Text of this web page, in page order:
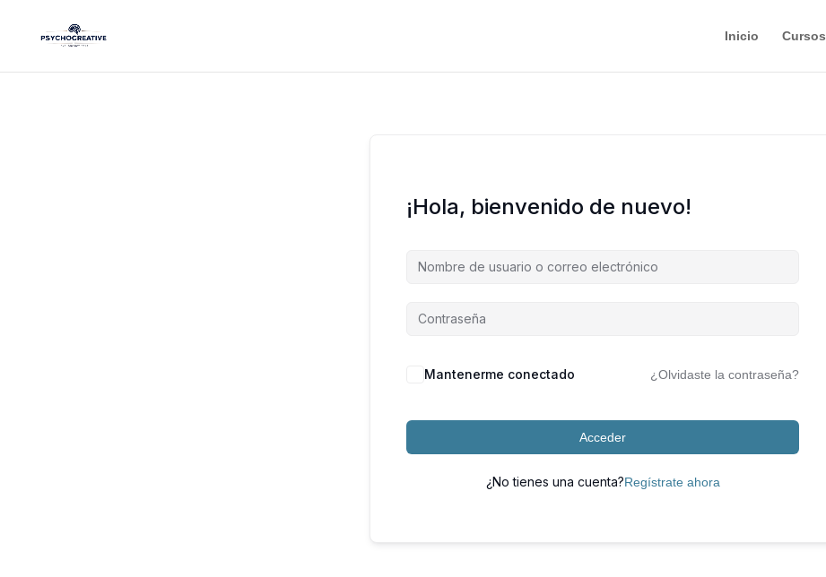
Inicio Cursos
¡Hola, bienvenido de nuevo!
Mantenerme conectado ¿Olvidaste la contraseña?
Acceder
¿No tienes una cuenta?Regístrate ahora